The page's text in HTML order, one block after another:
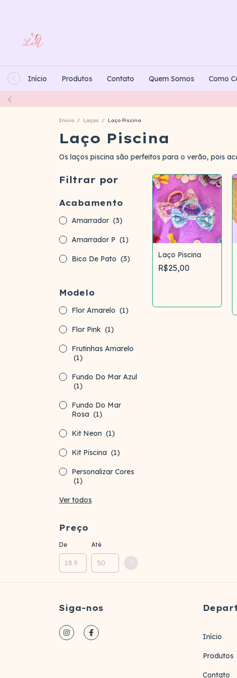
Início Produtos Contato Quem Somos Como
Início / Laços / Laço Piscina
Laço Piscina
Os laços piscina são perfeitos para o verão, pois
Filtrar por
Acabamento
Amarrador (3)
Amarrador P (1)
Bico De Pato (3)
Modelo
Flor Amarelo (1)
Flor Pink (1)
Frutinhas Amarelo
(1)
Fundo Do Mar Azul
(1)
Fundo Do Mar
Rosa (1)
Kit Neon (1)
Kit Piscina (1)
Personalizar Cores
(1)
Ver todos
Preço
De Até
Laço Piscina
R$25,00
Siga-nos
Início
Produtos
Contato